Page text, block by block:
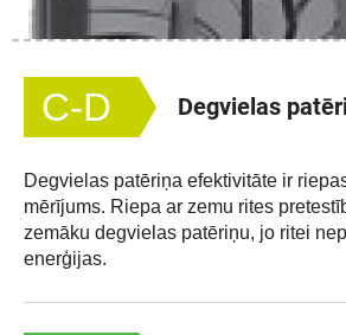
C-D Degvielas
Degvielas patēriņa efektivitāte ir
mērījums. Riepa ar zemu rites
zemāku degvielas patēriņu, jo ritei
enerģijas.